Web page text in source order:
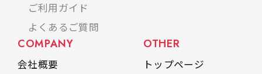
ご利用ガイド
よくあるご質問
COMPANY
会社概要
OTHER
トップページ